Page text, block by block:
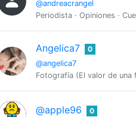
@andreacrangel
Periodista · Opiniones ·
Angelica7
@angelica7
0
Fotografía (El valor de una
@apple96
0